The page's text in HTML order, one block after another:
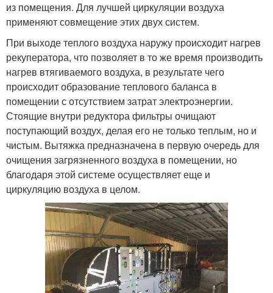
из помещения. Для лучшей циркуляции воздуха
применяют совмещение этих двух систем.
При выходе теплого воздуха наружу происходит нагрев
рекуператора, что позволяет в то же время производить
нагрев втягиваемого воздуха, в результате чего
происходит образование теплового баланса в
помещении с отсутствием затрат электроэнергии.
Стоящие внутри редуктора фильтры очищают
поступающий воздух, делая его не только теплым, но и
чистым. Вытяжка предназначена в первую очередь для
очищения загрязненного воздуха в помещении, но
благодаря этой системе осуществляет еще и
циркуляцию воздуха в целом.